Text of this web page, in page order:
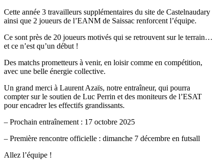
Cette année 3 travailleurs supplémentaires du site de Castelnaudary
ainsi que 2 joueurs de l’EANM de Saissac renforcent l’équipe.
Ce sont près de 20 joueurs motivés qui se retrouvent sur le terrain…
et ce n’est qu’un début !
Des matchs prometteurs à venir, en loisir comme en compétition,
avec une belle énergie collective.
Un grand merci à Laurent Azaïs, notre entraîneur, qui pourra
compter sur le soutien de Luc Perrin et des moniteurs de l’ESAT
pour encadrer les effectifs grandissants.
– Prochain entraînement : 17 octobre 2025
– Première rencontre officielle : dimanche 7 décembre en futsall
Allez l’équipe !